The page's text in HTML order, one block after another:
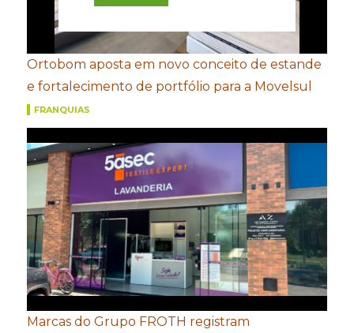
Ortobom aposta em novo conceito de estande
e fortalecimento de portfólio para a Movelsul
FRANQUIAS
Marcas do Grupo FROTH registram